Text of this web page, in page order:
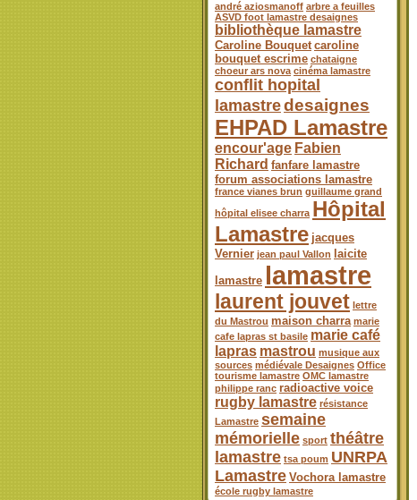
andré aziosmanoff arbre a feuilles
ASVD foot lamastre desaignes
bibliothèque lamastre
Caroline Bouquet caroline
bouquet escrime chataigne
choeur ars nova cinéma lamastre
conflit hopital
lamastredesaignes
EHPAD Lamastre
encour'age Fabien
Richard fanfare lamastre
forum associations lamastre
france vianes brun guillaume grand
hôpital elisee charra Hôpital
Lamastre jacques
Vernier jean paul Vallon
laicite
lamastre lamastre
laurent jouvet lettre
du Mastrou maison charra marie
cafe lapras st basile marie café
lapras mastrou musique aux
sources médiévale Desaignes Office
tourisme lamastre OMC lamastre
philippe ranc radioactive voice
rugby lamastre résistance
Lamastre semaine
mémorielle sport théâtre
lamastre tsa poum UNRPA
Lamastre Vochora lamastre
école rugby lamastre